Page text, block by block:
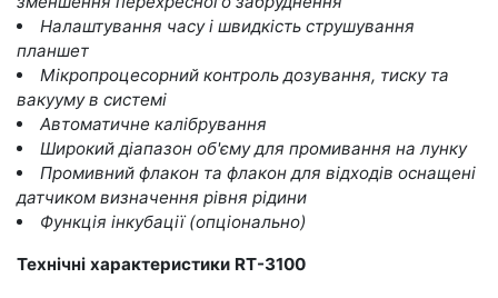
Налаштування часу і швидкість струшування
планшет
Мікропроцесорний контроль дозування, тиску та
вакууму в системі
Автоматичне калібрування
Широкий діапазон об'єму для промивання на лунку
Промивний флакон та флакон для відходів оснащені
датчиком визначення рівня рідини
Функція інкубації (опціонально)
Технічні характеристики RT-3100